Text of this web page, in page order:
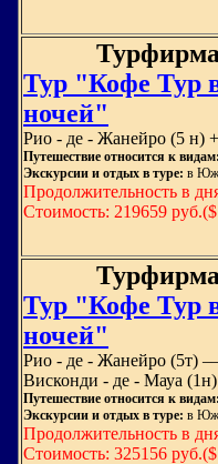
Тур "Кофе Тур
ночей"
Рио - де - Жанейро (5 н)
Путешествие относится к видам:
Экскурсии и отдых в туре: в
Продолжительность в
Стоимость: 219659 руб.($
Тур "Кофе Тур
ночей"
Рио - де - Жанейро (5т)
Висконди - де - Мауа (1н)
Путешествие относится к видам:
Экскурсии и отдых в туре: в
Продолжительность в
Стоимость: 325156 руб.($